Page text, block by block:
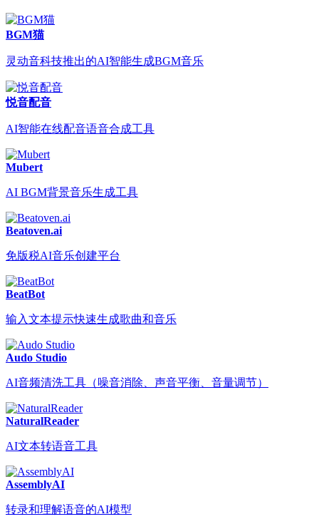
BGM猫
灵动音科技推出的AI智能生成BGM音乐
悦音配音
AI智能在线配音语音合成工具
Mubert
AI BGM背景音乐生成工具
Beatoven.ai
免版税AI音乐创建平台
BeatBot
输入文本提示快速生成歌曲和音乐
Audo Studio
AI音频清洗工具（噪音消除、声音平衡、音量调节）
NaturalReader
AI文本转语音工具
AssemblyAI
转录和理解语音的AI模型